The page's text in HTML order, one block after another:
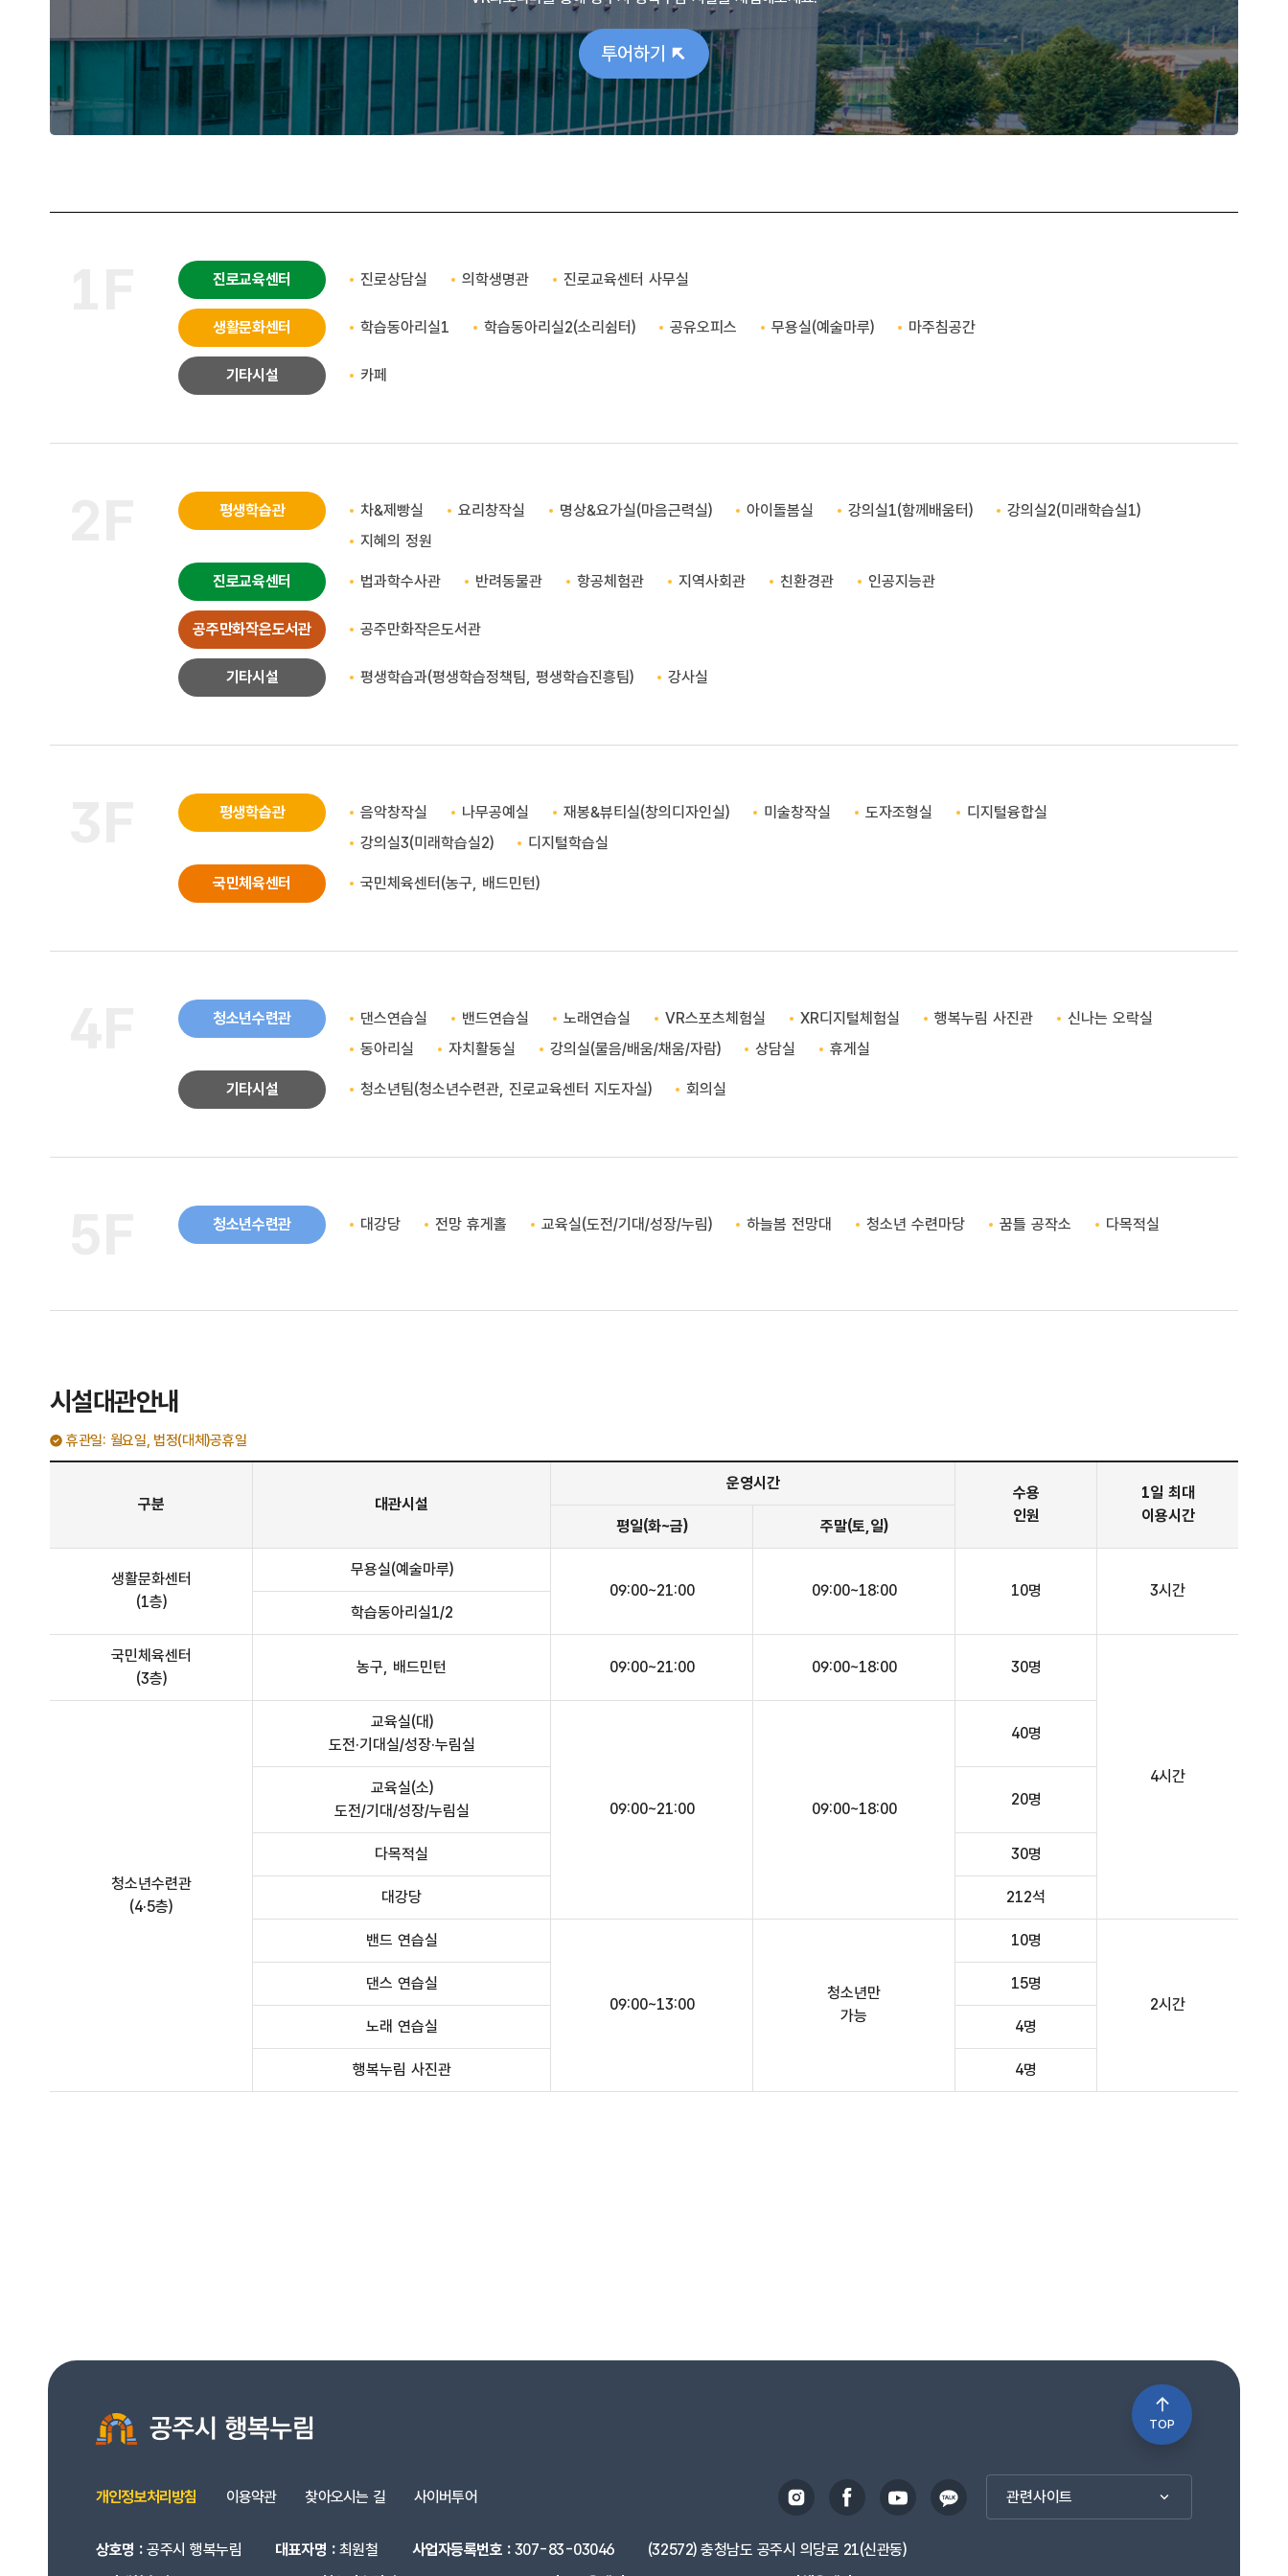
투어하기
진로교육센터 진로상담실 의학생명관 진로교육센터 사무실
생활문화센터 학습동아리실1 학습동아리실2(소리쉼터) 공유오피스 무용실(예술마루) 마주침공간
기타시설 카페
평생학습관 차&제빵실 요리창작실 명상&요가실(마음근력실) 아이돌봄실 강의실1(함께배움터)
강의실2(미래학습실1)
지혜의 정원
진로교육센터 법과학수사관 반려동물관 항공체험관 지역사회관 친환경관 인공지능관
공주만화작은도서관 공주만화작은도서관
기타시설 평생학습과(평생학습정책팀, 평생학습진흥팀) 강사실
평생학습관 음악창작실 나무공예실 재봉&뷰티실(창의디자인실) 미술창작실 도자조형실
디지털융합실
강의실3(미래학습실2)
디지털학습실
국민체육센터 국민체육센터(농구, 배드민턴)
청소년수련관 댄스연습실 밴드연습실 노래연습실 VR스포츠체험실 XR디지털체험실 행복누림 사진관
신나는 오락실
동아리실
자치활동실 강의실(물음/배움/채움/자람) 상담실 휴게실
기타시설 청소년팀(청소년수련관, 진로교육센터 지도자실) 회의실
청소년수련관 대강당 전망 휴게홀 교육실(도전/기대/성장/누림) 하늘봄 전망대 청소년 수련마당 꿈틀 공작소 다목적실
시설대관안내
휴관일: 월요일, 법정(대체)공휴일
시설대관안내 - 구분, 대관시설, 운영시간(평일(화~금), 주말(토~일), 수용인원, 1일 최대 이용시간) 정보 제공
구분 대관시설
운영시간
수용
인원
1일 최대
이용시간
평일(화~금) 주말(토,일)
생활문화센터
(1층)
무용실(예술마루)
09:00~21:00
09:00~18:00 10명
3시간
학습동아리실1/2
국민체육센터
(3층)
농구, 배드민턴 09:00~21:00 09:00~18:00 30명
4시간
청소년수련관
(4·5층)
교육실(대)
도전·기대실/성장·누림실
09:00~21:00 09:00~18:00
40명
교육실(소)
도전/기대/성장/누림실
20명
다목적실 30명
대강당 212석
밴드 연습실
09:00~13:00
청소년만
가능
10명
2시간
댄스 연습실 15명
노래 연습실 4명
행복누림 사진관 4명
TOP
개인정보처리방침 이용약관 찾아오시는 길 사이버투어 관련사이트
상호명 :공주시 행복누림 대표자명 :최원철 사업자등록번호 :307-83-03046
(32572) 충청남도 공주시 의당로 21(신관동)